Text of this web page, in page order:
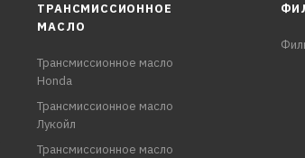
ТРАНСМИССИОННОЕ
МАСЛО
Трансмиссионное масло
Honda
Трансмиссионное масло
Лукойл
Трансмиссионное масло